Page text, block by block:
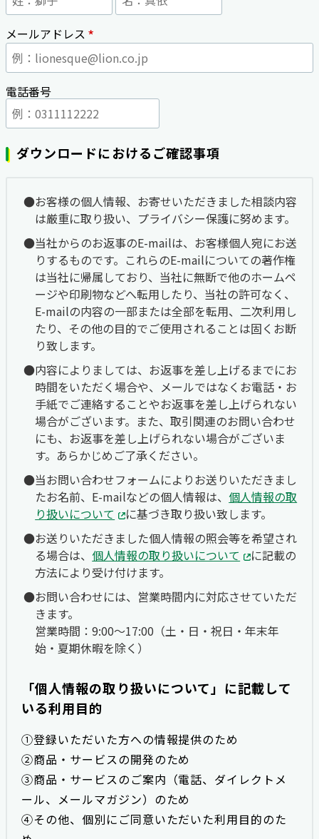
メールアドレス *
電話番号
ダウンロードにおけるご確認事項
お客様の個人情報、お寄せいただきました相談内容
は厳重に取り扱い、プライバシー保護に努めます。
当社からのお返事のE-mailは、お客様個人宛にお送
りするものです。これらのE-mailについての著作権
は当社に帰属しており、当社に無断で他のホームペ
ージや印刷物などへ転用したり、当社の許可なく、
E-mailの内容の一部または全部を転用、二次利用し
たり、その他の目的でご使用されることは固くお断
り致します。
内容によりましては、お返事を差し上げるまでにお
時間をいただく場合や、メールではなくお電話・お
手紙でご連絡することやお返事を差し上げられない
場合がございます。また、取引関連のお問い合わせ
にも、お返事を差し上げられない場合がございま
す。あらかじめご了承ください。
当お問い合わせフォームによりお送りいただきまし
たお名前、E-mailなどの個人情報は、 個人情報の取
り扱いについて
に基づき取り扱い致します。
お送りいただきました個人情報の照会等を希望され
る場合は、 個人情報の取り扱いについて
に記載の
方法により受け付けます。
お問い合わせには、営業時間内に対応させていただ
きます。
営業時間：9:00〜17:00（土・日・祝日・年末年
始・夏期休暇を除く）
「個人情報の取り扱いについて」に記載して
いる利用目的
①登録いただいた方への情報提供のため
②商品・サービスの開発のため
③商品・サービスのご案内（電話、ダイレクトメ
ール、メールマガジン）のため
④その他、個別にご同意いただいた利用目的のた